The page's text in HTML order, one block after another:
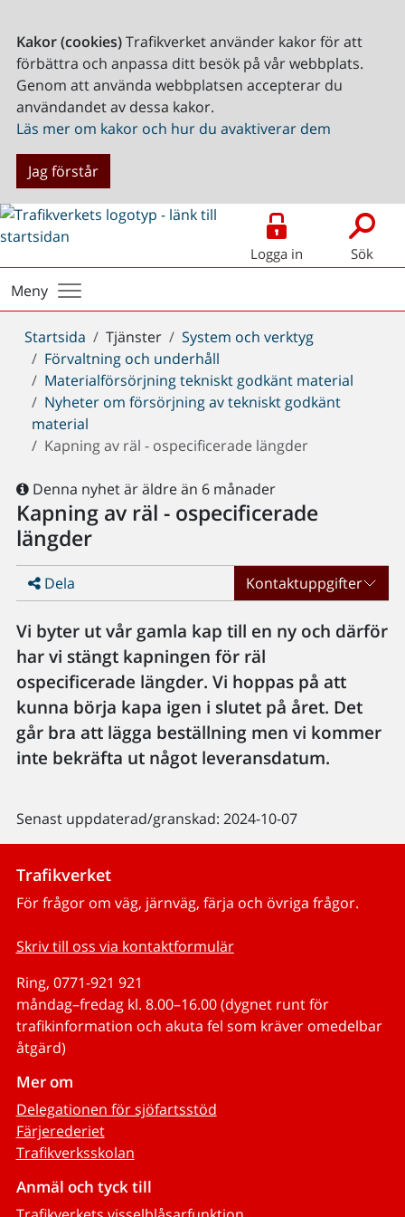
Kakor (cookies)Trafikverket använder kakor för att
förbättra och anpassa ditt besök på vår webbplats.
Genom att använda webbplatsen accepterar du
användandet av dessa kakor.
Läs mer om kakor och hur du avaktiverar dem
Jag förstår
Logga in Sök
Meny
Du
är
här:
Startsida Tjänster
System och verktyg
Förvaltning och underhåll
Materialförsörjning tekniskt godkänt material
Nyheter om försörjning av tekniskt godkänt
material
Kapning av räl - ospecificerade längder
Denna nyhet är äldre än 6 månader
Kapning av räl - ospecificerade
längder
Dela Kontaktuppgifter
Vi byter ut vår gamla kap till en ny och därför
har vi stängt kapningen för räl
ospecificerade längder. Vi hoppas på att
kunna börja kapa igen i slutet på året. Det
går bra att lägga beställning men vi kommer
inte bekräfta ut något leveransdatum.
Senast uppdaterad/granskad: 2024-10-07
Trafikverket
För frågor om väg, järnväg, färja och övriga frågor.
Skriv till oss via kontaktformulär
Ring, 0771-921 921
måndag–fredag kl. 8.00–16.00 (dygnet runt för
trafikinformation och akuta fel som kräver omedelbar
åtgärd)
Mer om
Delegationen för sjöfartsstöd
Färjerederiet
Trafikverksskolan
Anmäl och tyck till